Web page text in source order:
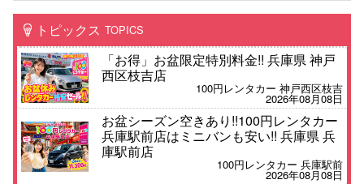
トピックス TOPICS
「お得」お盆限定特別料金!! 兵庫県 神戸
西区枝吉店
100円レンタカー 神戸西区枝吉
2026年08月08日
お盆シーズン空きあり!!100円レンタカー
兵庫駅前店はミニバンも安い!! 兵庫県 兵
庫駅前店
100円レンタカー 兵庫駅前
2026年08月08日